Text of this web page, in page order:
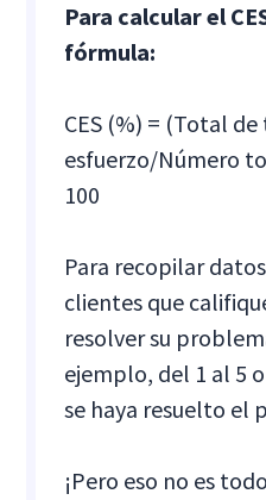
Para calcular el
fórmula:
CES (%) = (Total
esfuerzo/Número
100
Para recopilar
clientes que
resolver su
ejemplo, del 1 al 5
se haya resuelto el
¡Pero eso no es